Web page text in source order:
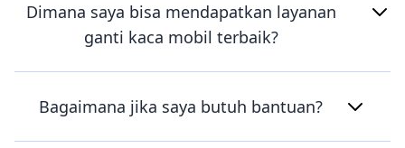
Dimana saya bisa mendapatkan layanan
ganti kaca mobil terbaik?
Bagaimana jika saya butuh bantuan?